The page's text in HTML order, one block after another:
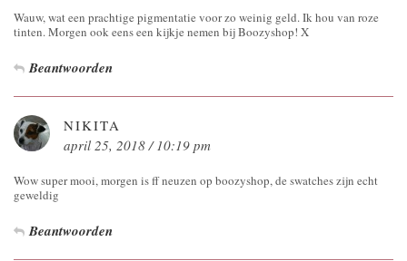
Wauw, wat een prachtige pigmentatie voor zo weinig geld. Ik hou van roze
tinten. Morgen ook eens een kijkje nemen bij Boozyshop! X
Beantwoorden
NIKITA
april 25, 2018 / 10:19 pm
Wow super mooi, morgen is ff neuzen op boozyshop, de swatches zijn echt
geweldig
Beantwoorden